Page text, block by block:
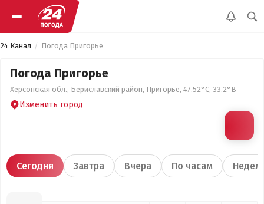
24 Канал Погода Пригорье
Погода Пригорье
Херсонская обл., Бериславский район, Пригорье, 47.52°С, 33.2°В
Изменить город
Сегодня Завтра Вчера По часам